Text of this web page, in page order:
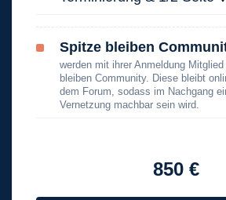
Spitze bleiben
werden mit ihrer Anmeldung
bleiben Community. Diese bleibt
dem Forum, sodass im Nachgang
Vernetzung machbar sein wird.
850 €